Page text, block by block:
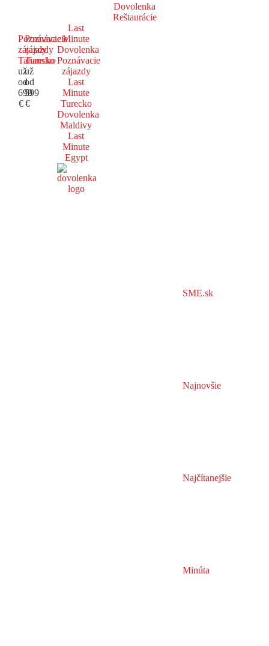
Dovolenka
Reštaurácie
Poznávacie
zájazdy
Taliansko
už
od
699
€
Poznávacie
zájazdy
Turecko
už
od
599
€
Last
Minute
Dovolenka
Poznávacie
zájazdy
Last
Minute
Turecko
Dovolenka
Maldivy
Last
Minute
Egypt
SME.sk
Najnovšie
Najčítanejšie
Minúta